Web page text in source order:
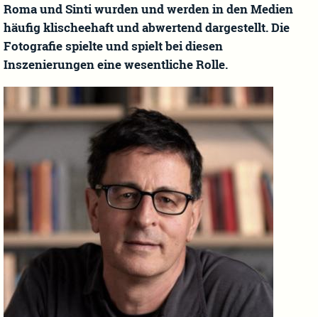
Roma und Sinti wurden und werden in den Medien
häufig klischeehaft und abwertend dargestellt. Die
Fotografie spielte und spielt bei diesen
Inszenierungen eine wesentliche Rolle.